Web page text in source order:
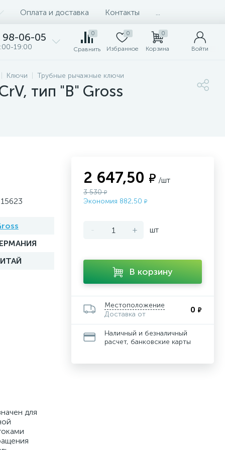
Оплата и доставка Контакты
98-06-05
19:00
0
Сравнить
0
Избранное
0
Корзина Войти
Ключи Трубные рычажные ключи
тип "B" Gross
для
2 647,50 ₽ /шт
3 530₽
Экономия 882,50 ₽
- + шт
В корзину
Местоположение
Доставка от
0 ₽
Наличный и безналичный
расчет, банковские карты